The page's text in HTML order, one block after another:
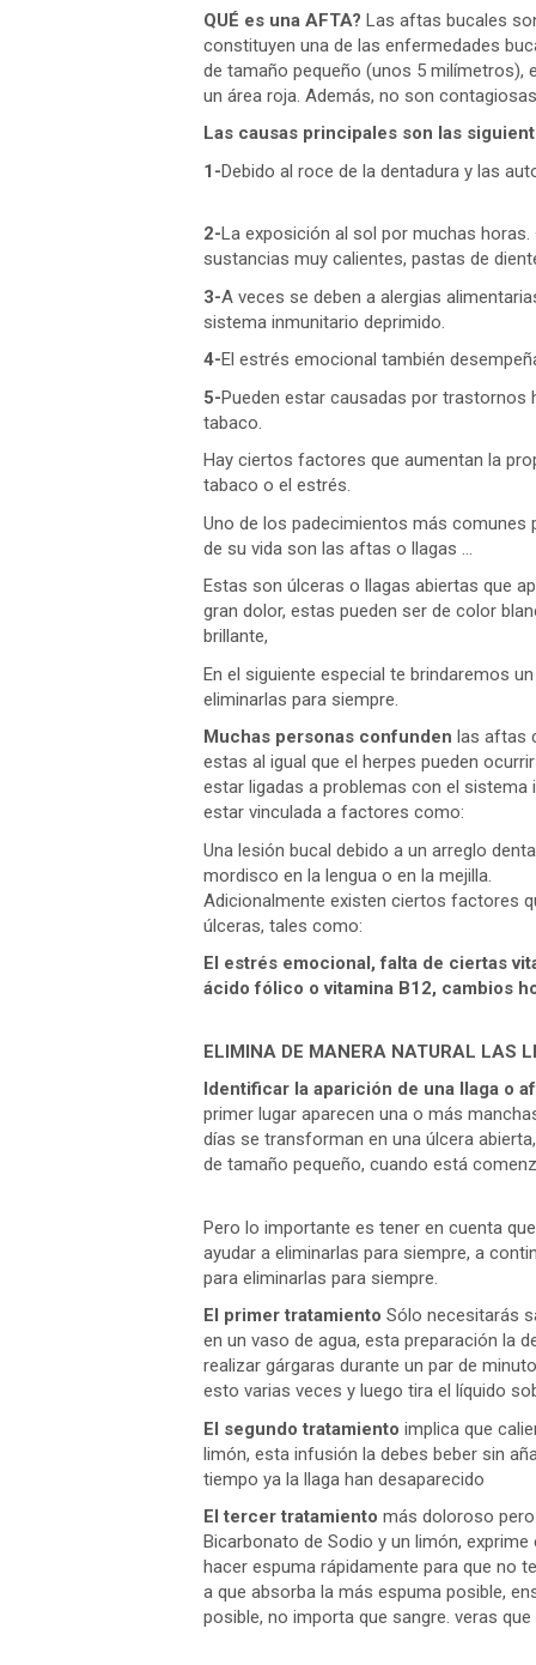
QUÉ es una AFTA? Las aftas bucales
constituyen una de las enfermedades
de tamaño pequeño (unos 5 milímetros),
un área roja. Además, no son
Las causas principales son las
1-Debido al roce de la dentadura y las
2-La exposición al sol por muchas
sustancias muy calientes, pastas de
3-A veces se deben a alergias
sistema inmunitario deprimido.
4-El estrés emocional también
5-Pueden estar causadas por trastornos
tabaco.
Hay ciertos factores que aumentan la
tabaco o el estrés.
Uno de los padecimientos más comunes
de su vida son las aftas o llagas …
Estas son úlceras o llagas abiertas que
gran dolor, estas pueden ser de color
brillante,
En el siguiente especial te brindaremos
eliminarlas para siempre.
Muchas personas confunden las aftas
estas al igual que el herpes pueden
estar ligadas a problemas con el
estar vinculada a factores como:
Una lesión bucal debido a un arreglo
mordisco en la lengua o en la mejilla.
Adicionalmente existen ciertos factores
úlceras, tales como:
El estrés emocional, falta de ciertas
ácido fólico o vitamina B12, cambios
ELIMINA DE MANERA NATURAL LAS
Identificar la aparición de una llaga o
primer lugar aparecen una o más
días se transforman en una úlcera
de tamaño pequeño, cuando está
Pero lo importante es tener en cuenta
ayudar a eliminarlas para siempre, a
para eliminarlas para siempre.
El primer tratamiento Sólo necesitarás
en un vaso de agua, esta preparación la
realizar gárgaras durante un par de
esto varias veces y luego tira el líquido
El segundo tratamiento implica que
limón, esta infusión la debes beber sin
tiempo ya la llaga han desaparecido
El tercer tratamiento más doloroso
Bicarbonato de Sodio y un limón,
hacer espuma rápidamente para que no
a que absorba la más espuma posible,
posible, no importa que sangre. veras